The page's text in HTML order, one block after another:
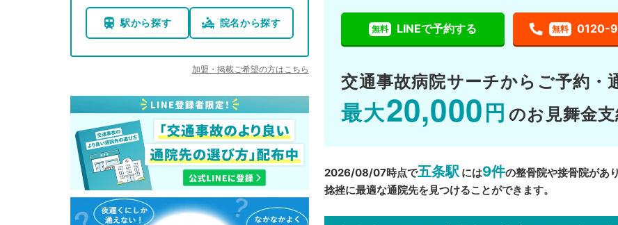
駅から探す 院名から探す
加盟・掲載ご希望の方はこちら
無料 LINEで予約する 無料 0120-
交通事故病院サーチから ご予約・
最大20,000 円 のお見舞金支
2026/08/07時点で五条駅 には9件の整骨院や接骨院があ
捻挫に最適な通院先を見つけることができます。